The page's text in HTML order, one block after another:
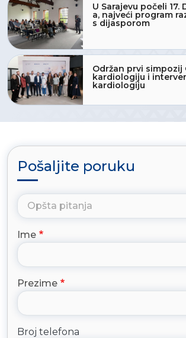
U Sarajevu počeli 17.
a, najveći program
s dijasporom
Održan prvi simpozij
kardiologiju i
kardiologiju
Pošaljite poruku
Ime
Prezime
Broj telefona